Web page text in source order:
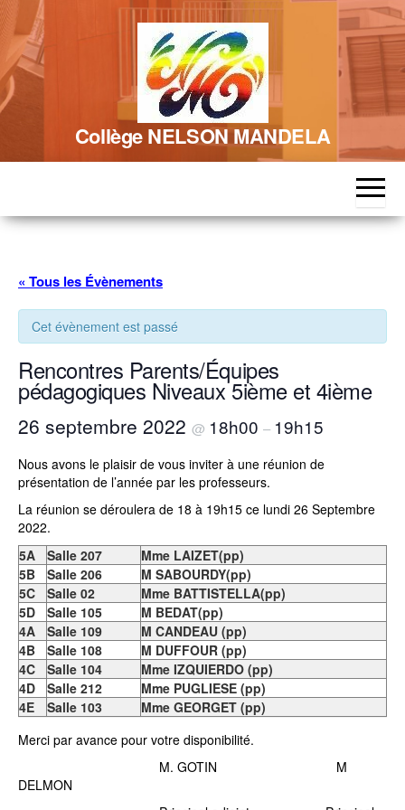
Skip
to
content
Collège NELSON MANDELA
« Tous les Évènements
Cet évènement est passé
Rencontres Parents/Équipes
pédagogiques Niveaux 5ième et 4ième
26 septembre 2022 @ 18h00 – 19h15
Nous avons le plaisir de vous inviter à une réunion de
présentation de l’année par les professeurs.
La réunion se déroulera de 18 à 19h15 ce lundi 26 Septembre
2022.
5A
Salle 207
Mme LAIZET(pp)
5B
Salle 206
M SABOURDY(pp)
5C
Salle 02
Mme BATTISTELLA(pp)
5D
Salle 105
M BEDAT(pp)
4A
Salle 109
M CANDEAU (pp)
4B
Salle 108
M DUFFOUR (pp)
4C
Salle 104
Mme IZQUIERDO (pp)
4D
Salle 212
Mme PUGLIESE (pp)
4E
Salle 103
Mme GEORGET (pp)
Merci par avance pour votre disponibilité.
M. GOTIN M
DELMON